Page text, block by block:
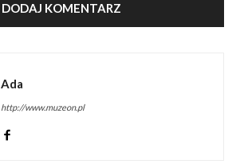
Ada
http://www.muzeon.pl